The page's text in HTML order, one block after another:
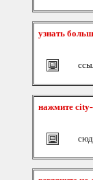
узнать
нажмите